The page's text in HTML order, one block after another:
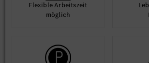
Flexible Arbeits­zeit
möglich